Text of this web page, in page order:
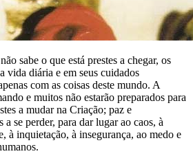
sabe o que está prestes a chegar, os
vida diária e em seus cuidados
com as coisas deste mundo. A
e muitos não estarão preparados para
a mudar na Criação; paz e
a se perder, para dar lugar ao caos, à
à inquietação, à insegurança, ao medo e